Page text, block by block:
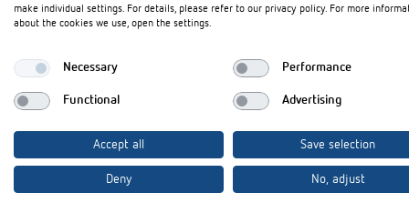
PLZ Ort
make individual settings. For details, please refer to our privacy policy. For more
about the cookies we use, open the settings.
Necessary Performance
Functional Advertising
Accept all Save selection
Deny No, adjust